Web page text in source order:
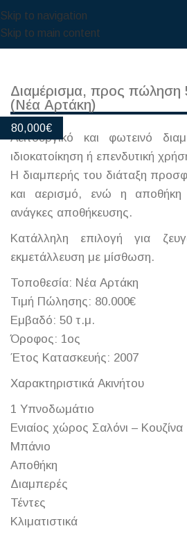
Skip to navigation
Skip to main content
80,000€
Διαμέρισμα, προς πώληση
(Νέα Αρτάκη)
Λειτουργικό και φωτεινό
ιδιοκατοίκηση ή επενδυτική
Η διαμπερής του διάταξη
και αερισμό, ενώ η αποθήκη
ανάγκες αποθήκευσης.
Κατάλληλη επιλογή για
εκμετάλλευση με μίσθωση.
Τοποθεσία: Νέα Αρτάκη
Τιμή Πώλησης: 80.000€
Εμβαδό: 50 τ.μ.
Όροφος: 1ος
Έτος Κατασκευής: 2007
Χαρακτηριστικά Ακινήτου
1 Υπνοδωμάτιο
Ενιαίος χώρος Σαλόνι – Κουζίνα
Μπάνιο
Αποθήκη
Διαμπερές
Τέντες
Κλιματιστικά